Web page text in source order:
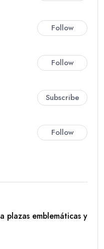
Follow
Follow
Subscribe
Follow
plazas emblemáticas y